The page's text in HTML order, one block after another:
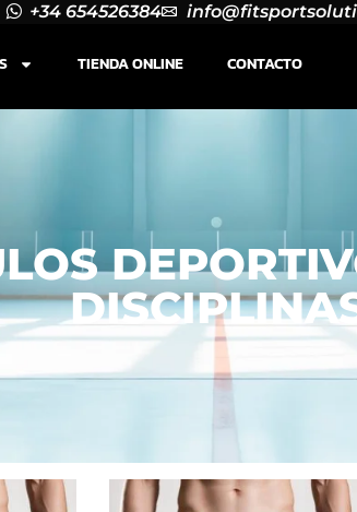
+34 654526384
TIENDA ONLINE CONTACTO